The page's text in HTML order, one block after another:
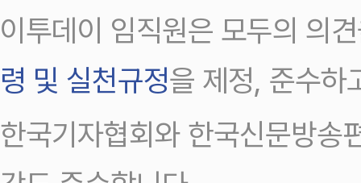
이투데이 임직원은 모두의 의
령 및 실천규정을 제정, 준수하
한국기자협회와 한국신문방송